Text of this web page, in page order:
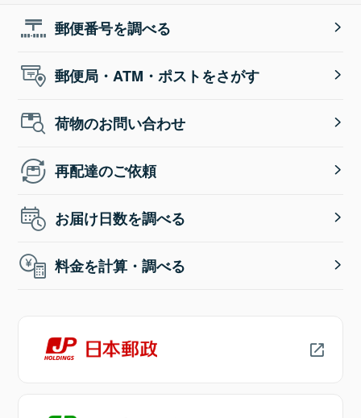
郵便番号を調べる
郵便局・ATM・ポストをさがす
荷物のお問い合わせ
再配達のご依頼
お届け日数を調べる
料金を計算・調べる